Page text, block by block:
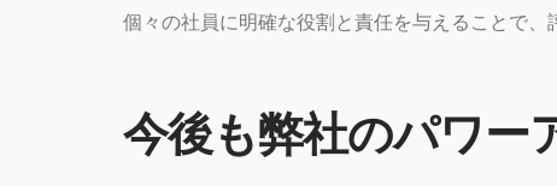
個々の社員に明確な役割と責任を与えることで、
今後も弊社のパワー